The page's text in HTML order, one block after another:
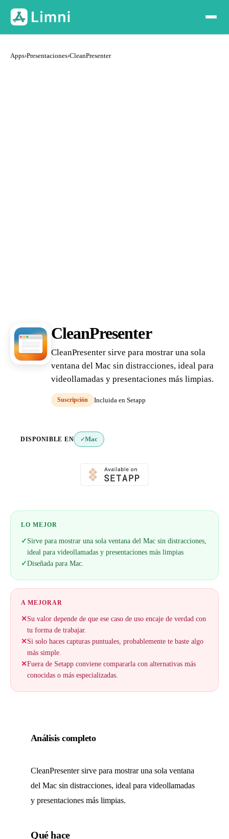
Apps›Presentaciones›CleanPresenter
CleanPresenter
CleanPresenter sirve para mostrar una sola
ventana del Mac sin distracciones, ideal para
videollamadas y presentaciones más limpias.
Suscripción Incluida en Setapp
DISPONIBLE EN ✓Mac
LO MEJOR
✓ Sirve para mostrar una sola ventana del Mac sin distracciones,
ideal para videollamadas y presentaciones más limpias
✓Diseñada para Mac.
A MEJORAR
✕Su valor depende de que ese caso de uso encaje de verdad con
tu forma de trabajar.
✕Si solo haces capturas puntuales, probablemente te baste algo
más simple.
✕Fuera de Setapp conviene compararla con alternativas más
conocidas o más especializadas.
Análisis completo
CleanPresenter sirve para mostrar una sola ventana
del Mac sin distracciones, ideal para videollamadas
y presentaciones más limpias.
Qué hace